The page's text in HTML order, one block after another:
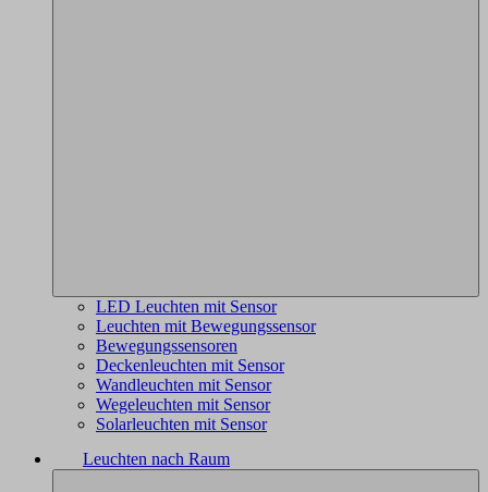
LED Leuchten mit Sensor
Leuchten mit Bewegungssensor
Bewegungssensoren
Deckenleuchten mit Sensor
Wandleuchten mit Sensor
Wegeleuchten mit Sensor
Solarleuchten mit Sensor
Leuchten nach Raum